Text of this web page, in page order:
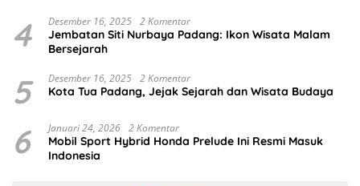
4 Desember 16, 2025 2 Komentar
Jembatan Siti Nurbaya Padang: Ikon Wisata Malam
Bersejarah
5 Desember 16, 2025 2 Komentar
Kota Tua Padang, Jejak Sejarah dan Wisata Budaya
6 Januari 24, 2026 2 Komentar
Mobil Sport Hybrid Honda Prelude Ini Resmi Masuk
Indonesia